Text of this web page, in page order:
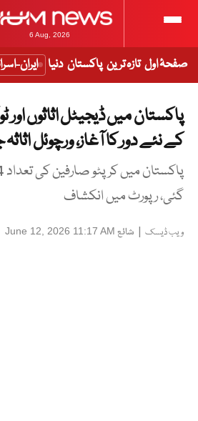
6 Aug, 2026
صفحۂ اول تازہ ترین پاکستان دنیا ایران-
پاکستان میں ڈیجیٹل اثاثوں
کے نئے دور کا آغاز، ورچوئل
گئی، رپورٹ میں انکشاف
ویب ڈیسک | شائع June 12, 2026 11:17 AM